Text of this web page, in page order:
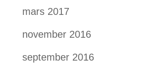
mars 2017
november 2016
september 2016